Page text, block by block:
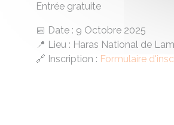
Entrée gratuite
📅 Date : 9 Octobre 2025
📍 Lieu : Haras National de
🔗 Inscription : Formulaire